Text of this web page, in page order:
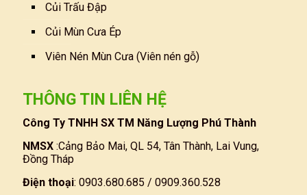
Củi Trấu Đập
Củi Mùn Cưa Ép
Viên Nén Mùn Cưa (Viên nén gỗ)
THÔNG TIN LIÊN HỆ
Công Ty TNHH SX TM Năng Lượng Phú Thành
NMSX :Cảng Bảo Mai, QL 54, Tân Thành, Lai Vung,
Đồng Tháp
Điện thoại: 0903.680.685 / 0909.360.528